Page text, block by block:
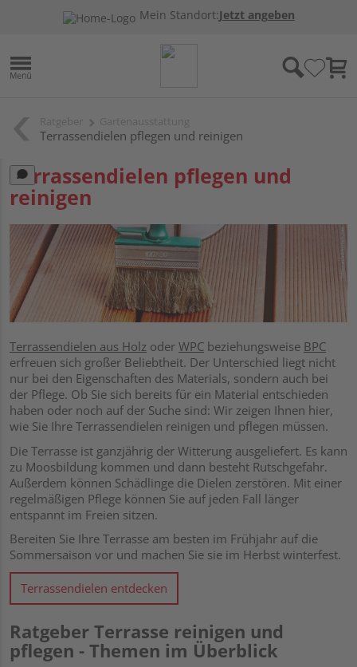
Mein Standort:Jetzt angeben
Terrassendielen pflegen und reinigen
Terrassendielen pflegen und
reinigen
Terrassendielen aus Holz oder WPC beziehungsweise BPC
erfreuen sich großer Beliebtheit. Der Unterschied liegt nicht
nur bei den Eigenschaften des Materials, sondern auch bei
der Pflege. Ob Sie sich bereits für ein Material entschieden
haben oder noch auf der Suche sind: Wir zeigen Ihnen hier,
wie Sie Ihre Terrassendielen reinigen und pflegen müssen.
Die Terrasse ist ganzjährig der Witterung ausgeliefert. Es kann
zu Moosbildung kommen und dann besteht Rutschgefahr.
Außerdem können Schädlinge die Dielen zerstören. Mit einer
regelmäßigen Pflege können Sie auf jeden Fall länger
entspannt im Freien sitzen.
Bereiten Sie Ihre Terrasse am besten im Frühjahr auf die
Sommersaison vor und machen Sie sie im Herbst winterfest.
Terrassendielen entdecken
Ratgeber Terrasse reinigen und
pflegen - Themen im Überblick